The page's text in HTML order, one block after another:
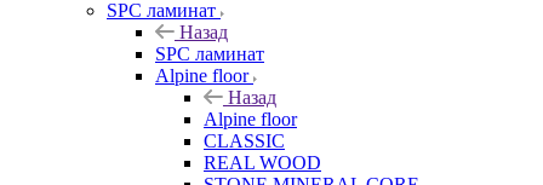
SPC ламинат
Назад
SPC ламинат
Alpine floor
Назад
Alpine floor
CLASSIC
REAL WOOD